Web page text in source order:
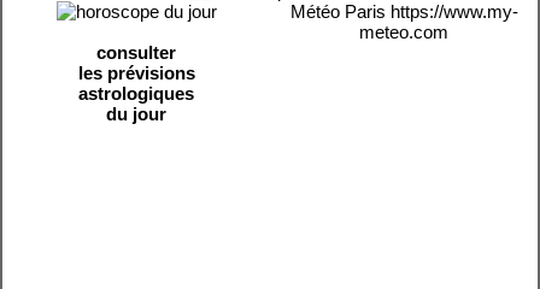
consulter
les prévisions
astrologiques
du jour
Météo Paris https://www.my-
meteo.com